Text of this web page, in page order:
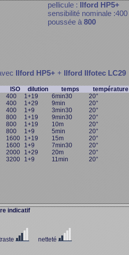
pellicule :Ilford HP5+
sensibilité nominale :400
poussée à800
Ilford HP5++Ilford Ilfotec LC29
ISO dilution temps
température
400 1+19 6min30 20°
400 1+29 9min 20°
400 1+9 3min30 20°
800 1+19 9min30 20°
800 1+19 10m 20°
800 1+9 5min 20°
1600 1+19 15m 20°
1600 1+9 7min30 20°
2000 1+29 20m 20°
3200 1+9 11min 20°
indicatif
netteté